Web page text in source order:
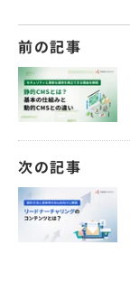
前の記事
次の記事